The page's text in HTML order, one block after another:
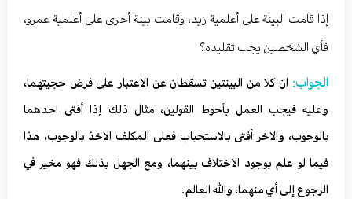
إذا قامت البينة على أعلمية زيد، وقامت بينة أخرى على أعلمية عمرو،
فأي الشخصين يجب تقليده؟
الجواب: ان كلا من البينتين تسقطان عن الاعتبار على فرض حجيتهما،
وعليه فيجب العمل بأحوط القولين، مثال ذلك إذا أفتى احدهما
بالوجوب، والاخر أفتى بالاستحباب فعلى المكلف الاخذ بالوجوب، هذا
فيما لو علم بوجود الاختلاف بينهما، ومع الجهل بذلك فهو مخير في
الرجوع إلى أي منهما، والله العالم.